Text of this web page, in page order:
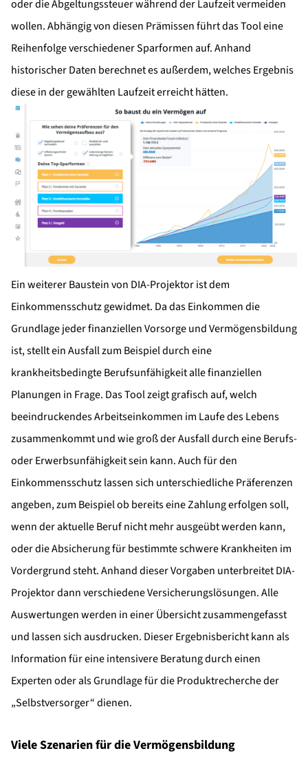
oder die Abgeltungssteuer während der Laufzeit vermeiden
wollen. Abhängig von diesen Prämissen führt das Tool eine
Reihenfolge verschiedener Sparformen auf. Anhand
historischer Daten berechnet es außerdem, welches Ergebnis
diese in der gewählten Laufzeit erreicht hätten.
Ein weiterer Baustein von DIA-Projektor ist dem
Einkommensschutz gewidmet. Da das Einkommen die
Grundlage jeder finanziellen Vorsorge und Vermögensbildung
ist, stellt ein Ausfall zum Beispiel durch eine
krankheitsbedingte Berufsunfähigkeit alle finanziellen
Planungen in Frage. Das Tool zeigt grafisch auf, welch
beeindruckendes Arbeitseinkommen im Laufe des Lebens
zusammenkommt und wie groß der Ausfall durch eine Berufs-
oder Erwerbsunfähigkeit sein kann. Auch für den
Einkommensschutz lassen sich unterschiedliche Präferenzen
angeben, zum Beispiel ob bereits eine Zahlung erfolgen soll,
wenn der aktuelle Beruf nicht mehr ausgeübt werden kann,
oder die Absicherung für bestimmte schwere Krankheiten im
Vordergrund steht. Anhand dieser Vorgaben unterbreitet DIA-
Projektor dann verschiedene Versicherungslösungen. Alle
Auswertungen werden in einer Übersicht zusammengefasst
und lassen sich ausdrucken. Dieser Ergebnisbericht kann als
Information für eine intensivere Beratung durch einen
Experten oder als Grundlage für die Produktrecherche der
„Selbstversorger“ dienen.
Viele Szenarien für die Vermögensbildung